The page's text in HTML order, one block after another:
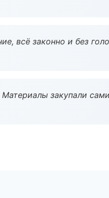
всё законно и без
закупали